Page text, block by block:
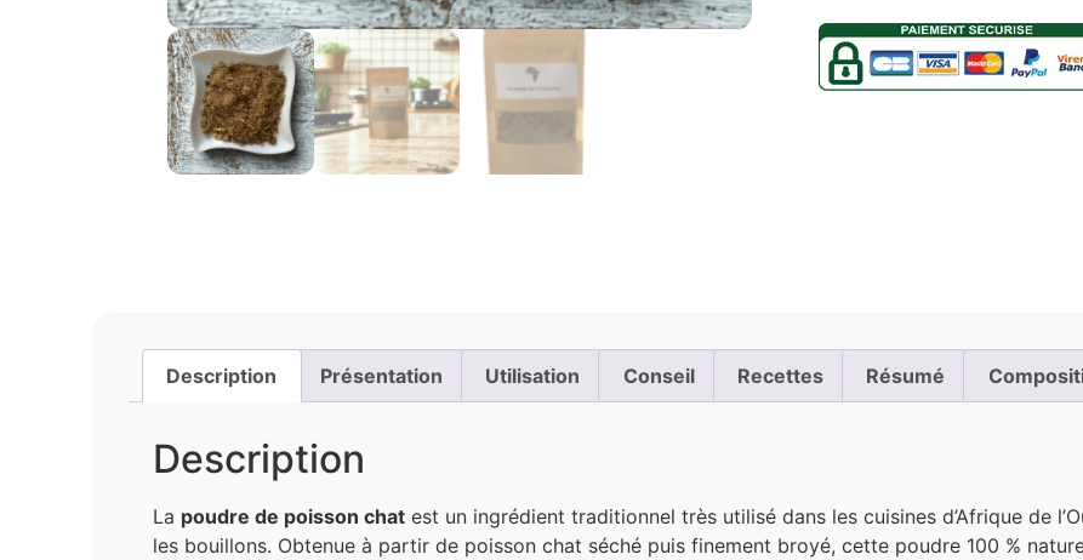
Description Présentation Utilisation Conseil Recettes Résumé
Description
La poudre de poisson chat est un ingrédient traditionnel très utilisé dans les cuisines d’Afrique de
les bouillons. Obtenue à partir de poisson chat séché puis finement broyé, cette poudre 100 %